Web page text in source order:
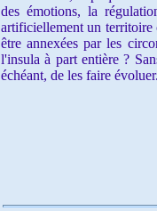
des émotions, la
artificiellement un territoire
être annexées par les
l'insula à part entière ?
échéant, de les faire